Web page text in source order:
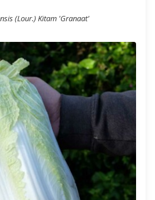
(Lour.) Kitam 'Granaat'